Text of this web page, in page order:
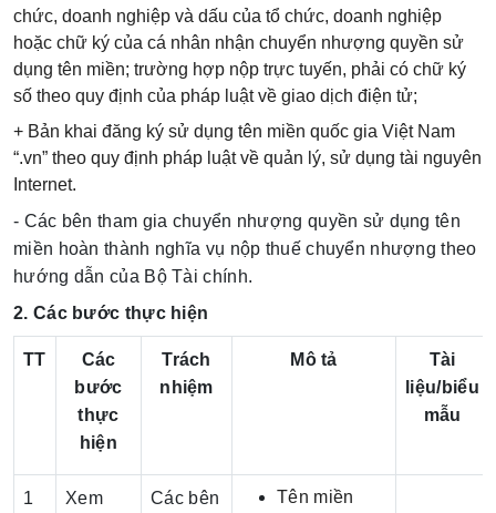
chức, doanh nghiệp và dấu của tổ chức, doanh nghiệp
hoặc chữ ký của cá nhân nhận chuyển nhượng quyền sử
dụng tên miền; trường hợp nộp trực tuyến, phải có chữ ký
số theo quy định của pháp luật về giao dịch điện tử;
+ Bản khai đăng ký sử dụng tên miền quốc gia Việt Nam
“.vn” theo quy định pháp luật về quản lý, sử dụng tài nguyên
Internet.
- Các bên tham gia chuyển nhượng quyền sử dụng tên
miền hoàn thành nghĩa vụ nộp thuế chuyển nhượng theo
hướng dẫn của Bộ Tài chính.
2. Các bước thực hiện
TT
Các
bước
thực
hiện
Trách
nhiệm
Mô tả
Tài
liệu/biểu
mẫu
1
Xem
Các bên
Tên miền